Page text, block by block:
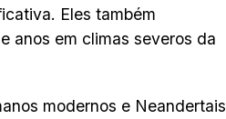
Eles também
anos em climas severos da
modernos e Neandertais